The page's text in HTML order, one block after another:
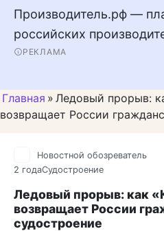
Производитель.рф —
российских
РЕКЛАМА
Главная » Ледовый прорыв:
возвращает России
Новостной обозреватель
2 годаСудостроение
Ледовый прорыв: как
возвращает России
судостроение